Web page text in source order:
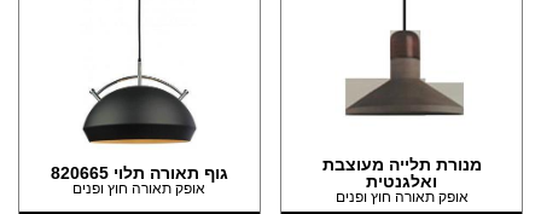
(35)
(15)
מנורת תלייה מעוצבת
ואלגנטית
אופק תאורה חוץ ופנים
גוף תאורה תלוי 820665
אופק תאורה חוץ ופנים
Aא Aא
הצהרת נגישות